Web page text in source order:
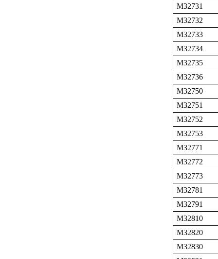
M32731
M32732
M32733
M32734
M32735
M32736
M32750
M32751
M32752
M32753
M32771
M32772
M32773
M32781
M32791
M32810
M32820
M32830